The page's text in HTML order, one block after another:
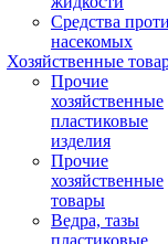
Средства
насекомых
Хозяйственные
Прочие
хозяйственные
пластиковые
изделия
Прочие
хозяйственные
товары
Ведра, тазы
пластиковые